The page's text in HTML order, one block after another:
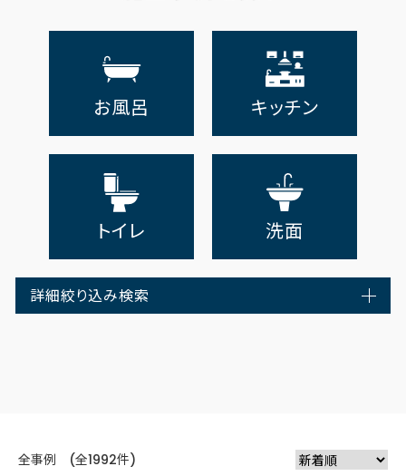
お風呂 キッチン
トイレ 洗面
詳細絞り込み検索
全事例 (全1992件)